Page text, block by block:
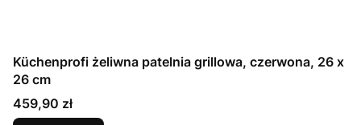
Küchenprofi żeliwna patelnia grillowa, czerwona, 26 x
26 cm
Cena
459,90 zł